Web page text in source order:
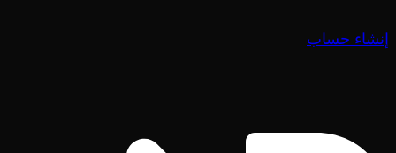
إنشاء حساب